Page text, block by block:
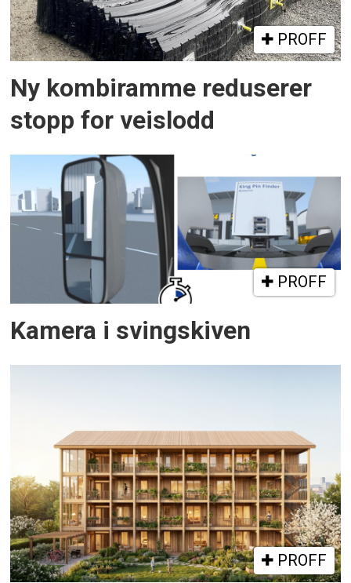
PROFF
Ny kombiramme reduserer
stopp for veislodd
PROFF
Kamera i svingskiven
PROFF